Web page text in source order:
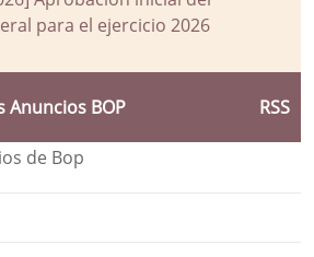
para el ejercicio 2026
Anuncios BOP RSS